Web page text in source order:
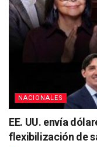
NACIONALES
EE. UU. envía
flexibilización de